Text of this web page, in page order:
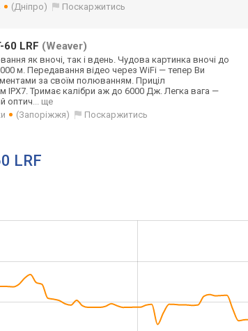
(Дніпро) Поскаржитись
LRF (Weaver)
як вночі, так і вдень. Чудова картинка вночі до
м. Передавання відео через WiFi — тепер Ви
за своїм полюванням. Приціл
IPX7. Тримає калібри аж до 6000 Дж. Легка вага —
оптич... ще
(Запоріжжя) Поскаржитись
LRF